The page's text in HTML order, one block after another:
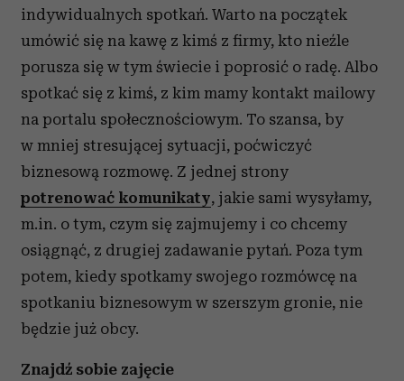
indywidualnych spotkań. Warto na początek
umówić się na kawę z kimś z firmy, kto nieźle
porusza się w tym świecie i poprosić o radę. Albo
spotkać się z kimś, z kim mamy kontakt mailowy
na portalu społecznościowym. To szansa, by
w mniej stresującej sytuacji, poćwiczyć
biznesową rozmowę. Z jednej strony
potrenować komunikaty, jakie sami wysyłamy,
m.in. o tym, czym się zajmujemy i co chcemy
osiągnąć, z drugiej zadawanie pytań. Poza tym
potem, kiedy spotkamy swojego rozmówcę na
spotkaniu biznesowym w szerszym gronie, nie
będzie już obcy.
Znajdź sobie zajęcie